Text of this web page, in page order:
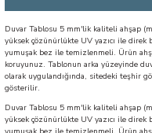
Duvar Tablosu 5 mm'lik kaliteli ahşap
yüksek çözünürlükte UV yazıcı ile direk
yumuşak bez ile temizlenmeli. Ürün
koruyunuz. Tablonun arka yüzeyinde
olarak uygulandığında, sitedeki teşhir
gösterilir.
Duvar Tablosu 5 mm'lik kaliteli ahşap
yüksek çözünürlükte UV yazıcı ile direk